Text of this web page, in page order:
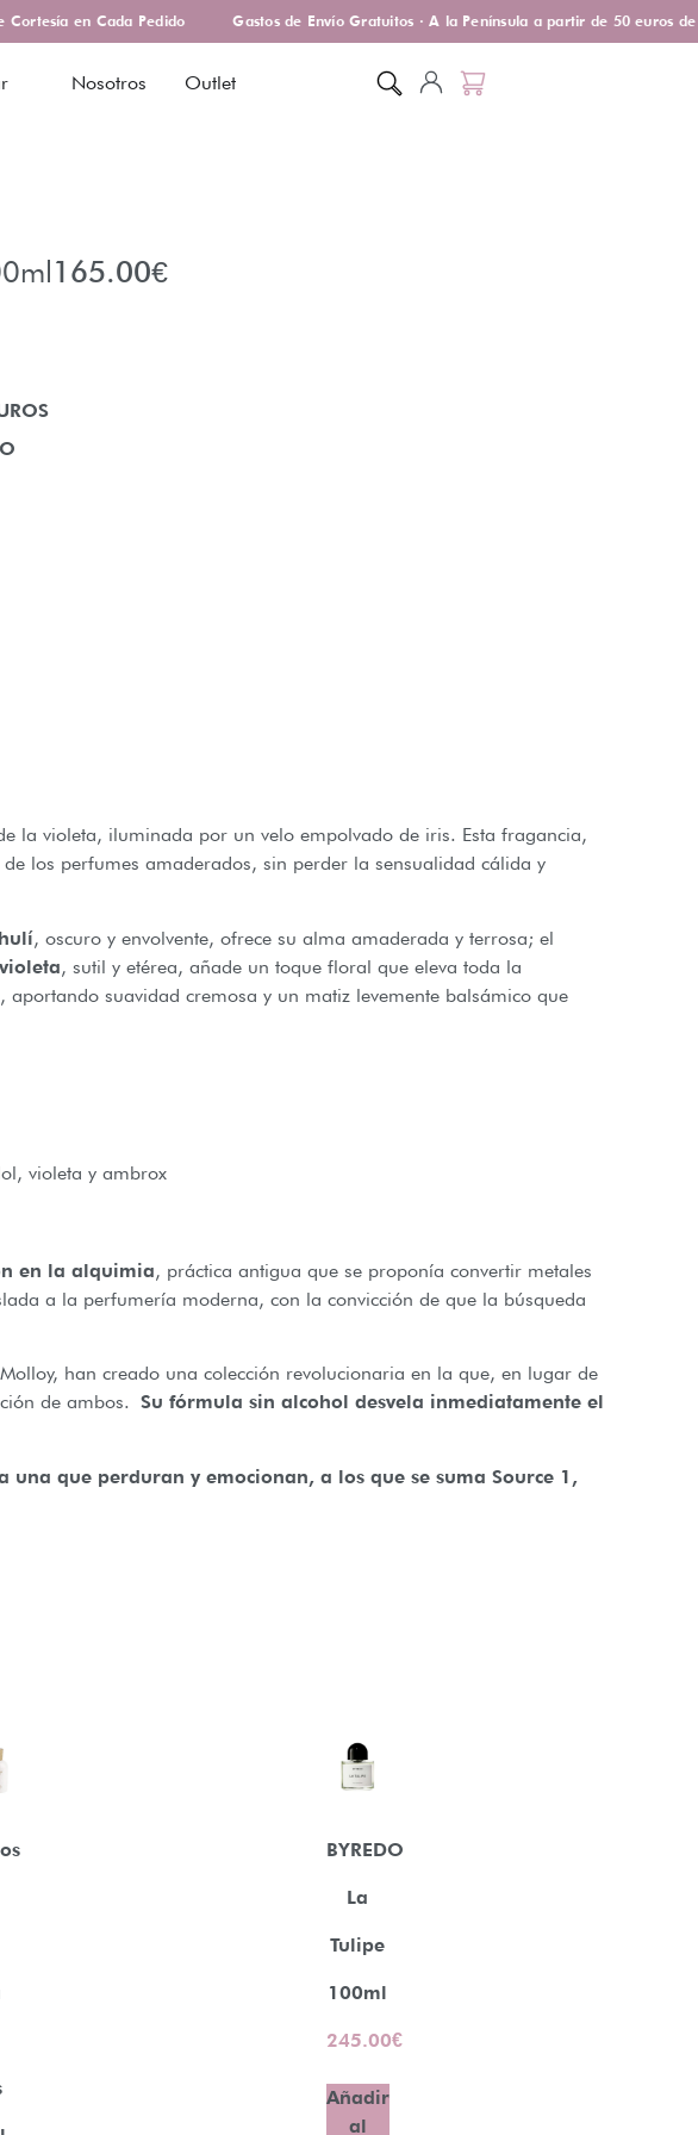
en Cada Pedido Gastos de Envío Gratuitos · A la Península a partir de 50 euros de
Nosotros Outlet
165.00€
la violeta, iluminada por un velo empolvado de iris. Esta fragancia,
los perfumes amaderados, sin perder la sensualidad cálida y
, oscuro y envolvente, ofrece su alma amaderada y terrosa; el
violeta, sutil y etérea, añade un toque floral que eleva toda la
aportando suavidad cremosa y un matiz levemente balsámico que
violeta y ambrox
en la alquimia, práctica antigua que se proponía convertir metales
a la perfumería moderna, con la convicción de que la búsqueda
han creado una colección revolucionaria en la que, en lugar de
de ambos. Su fórmula sin alcohol desvela inmediatamente el
una que perduran y emocionan, a los que se suma Source 1,
BYREDO
La
Tulipe
100ml
245.00€
Añadir
al